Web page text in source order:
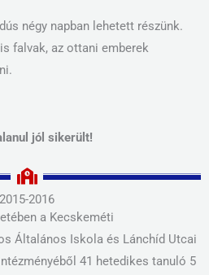
négy napban lehetett részünk.
falvak, az ottani emberek
jól sikerült!
2015-2016
a Kecskeméti
Általános Iskola és Lánchíd Utcai
41 hetedikes tanuló 5